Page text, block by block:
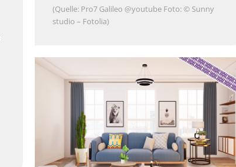
(Quelle: Pro7 Galileo @youtube Foto: © Sunny
studio – Fotolia)